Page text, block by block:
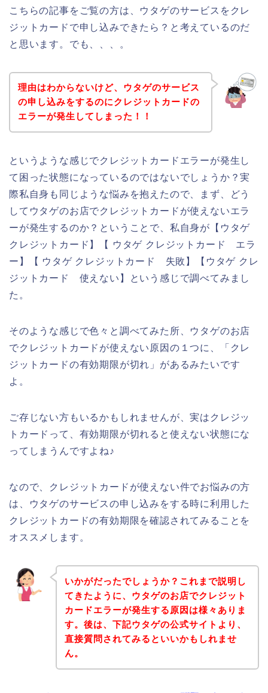
こちらの記事をご覧の方は、ウタゲのサービスをクレ
ジットカードで申し込みできたら？と考えているのだ
と思います。でも、、、。
理由はわからないけど、ウタゲのサービス
の申し込みをするのにクレジットカードの
エラーが発生してしまった！！
というような感じでクレジットカードエラーが発生し
て困った状態になっているのではないでしょうか？実
際私自身も同じような悩みを抱えたので、まず、どう
してウタゲのお店でクレジットカードが使えないエラ
ーが発生するのか？ということで、私自身が【ウタゲ
クレジットカード】【 ウタゲ クレジットカード エラ
ー】【 ウタゲ クレジットカード 失敗】【ウタゲ クレ
ジットカード 使えない】という感じで調べてみまし
た。
そのような感じで色々と調べてみた所、ウタゲのお店
でクレジットカードが使えない原因の１つに、「クレ
ジットカードの有効期限が切れ」があるみたいです
よ。
ご存じない方もいるかもしれませんが、実はクレジッ
トカードって、有効期限が切れると使えない状態にな
ってしまうんですよね♪
なので、クレジットカードが使えない件でお悩みの方
は、ウタゲのサービスの申し込みをする時に利用した
クレジットカードの有効期限を確認されてみることを
オススメします。
いかがだったでしょうか？これまで説明し
てきたように、ウタゲのお店でクレジット
カードエラーが発生する原因は様々ありま
す。後は、下記ウタゲの公式サイトより、
直接質問されてみるといいかもしれませ
ん。